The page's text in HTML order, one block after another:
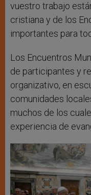
vuestro trabajo
cristiana y de los
importantes para
Los Encuentros
de participantes y
organizativo, en
comunidades
muchos de los
experiencia de